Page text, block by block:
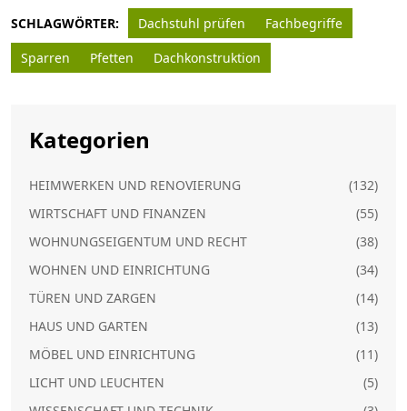
SCHLAGWÖRTER: Dachstuhl prüfen
Fachbegriffe
Sparren
Pfetten Dachkonstruktion
Kategorien
HEIMWERKEN UND RENOVIERUNG
(132)
WIRTSCHAFT UND FINANZEN
(55)
WOHNUNGSEIGENTUM UND RECHT
(38)
WOHNEN UND EINRICHTUNG
(34)
TÜREN UND ZARGEN
(14)
HAUS UND GARTEN
(13)
MÖBEL UND EINRICHTUNG
(11)
LICHT UND LEUCHTEN
(5)